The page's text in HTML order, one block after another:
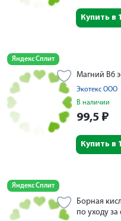
Купить в
Яндекс Сплит
Магний В6
Экотекс ООО
В наличии
99,5 ₽
Купить в
Яндекс Сплит
Борная
по уходу